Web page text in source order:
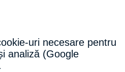
uri necesare pentru
analiză (Google